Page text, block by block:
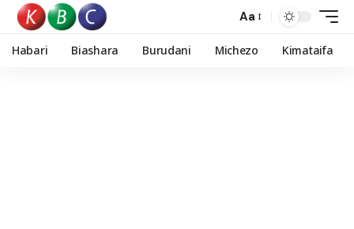
Aa
Habari Biashara Burudani Michezo Kimataifa